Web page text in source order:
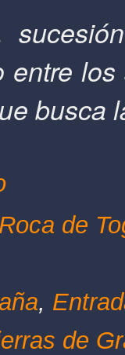
entre
busca
de
,
de